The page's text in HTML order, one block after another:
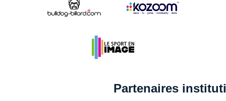
Partenaires